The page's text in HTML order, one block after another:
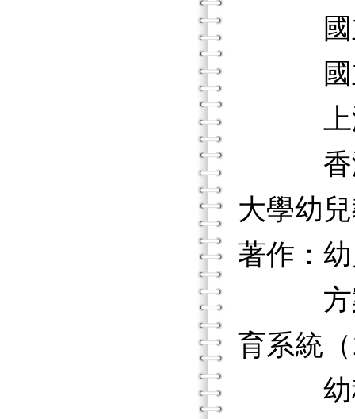
國立
國立
上海
香港
大學幼
著作：
方案
育系統
幼稚